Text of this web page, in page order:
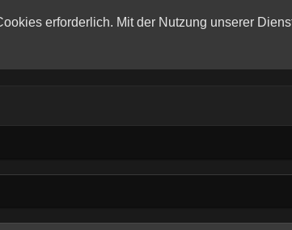
erforderlich. Mit der Nutzung unserer